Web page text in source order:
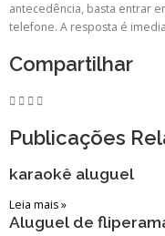
antecedência, basta entrar
telefone. A resposta é
Compartilhar
Publicações
karaokê aluguel
Leia mais »
Aluguel de